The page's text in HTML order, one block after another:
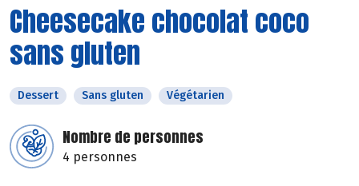
Cheesecake chocolat coco
sans gluten
Dessert Sans gluten Végétarien
Nombre de personnes
4 personnes